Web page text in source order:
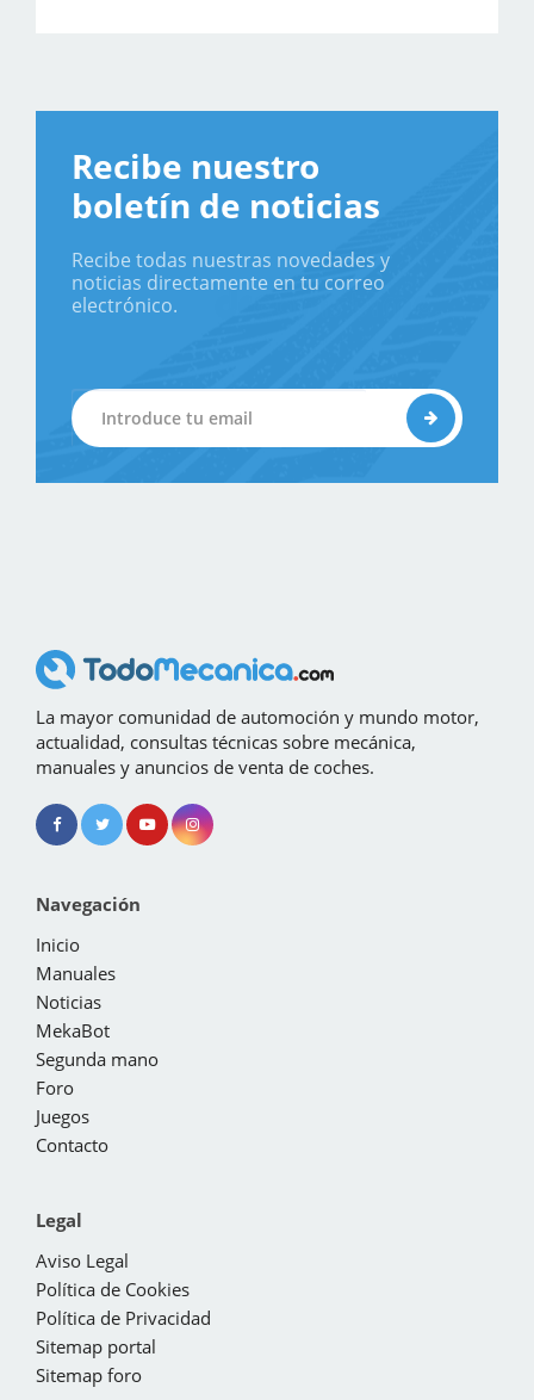
Recibe nuestro
boletín de noticias
Recibe todas nuestras novedades y
noticias directamente en tu correo
electrónico.
La mayor comunidad de automoción y mundo motor,
actualidad, consultas técnicas sobre mecánica,
manuales y anuncios de venta de coches.
Navegación
Inicio
Manuales
Noticias
MekaBot
Segunda mano
Foro
Juegos
Contacto
Legal
Aviso Legal
Política de Cookies
Política de Privacidad
Sitemap portal
Sitemap foro